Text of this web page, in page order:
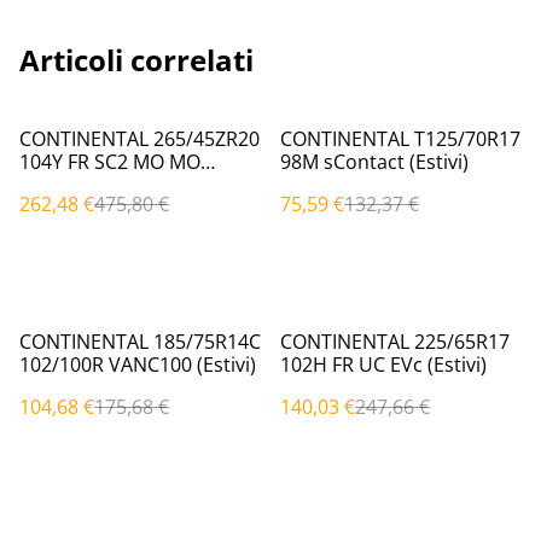
Articoli correlati
%
CONTINENTAL 265/45ZR20
104Y FR SC2 MO MO
262,48 €475,80 €
%
CONTINENTAL T125/70R17
98M sContact (Estivi)
75,59 €132,37 €
%
CONTINENTAL 185/75R14C
102/100R VANC100 (Estivi)
104,68 €175,68 €
%
CONTINENTAL 225/65R17
102H FR UC EVc (Estivi)
140,03 €247,66 €